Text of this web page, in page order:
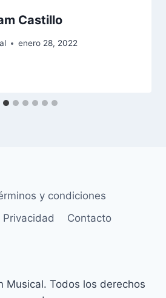
Castillo
enero 28, 2022
y condiciones
Contacto
Musical. Todos los derechos